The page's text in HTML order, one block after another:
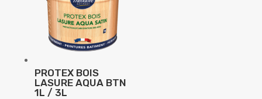
PROTEX BOIS
LASURE AQUA BTN
1L / 3L